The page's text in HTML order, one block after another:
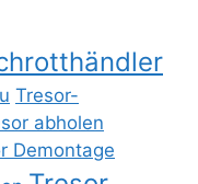
Tresor-
abholen
Demontage